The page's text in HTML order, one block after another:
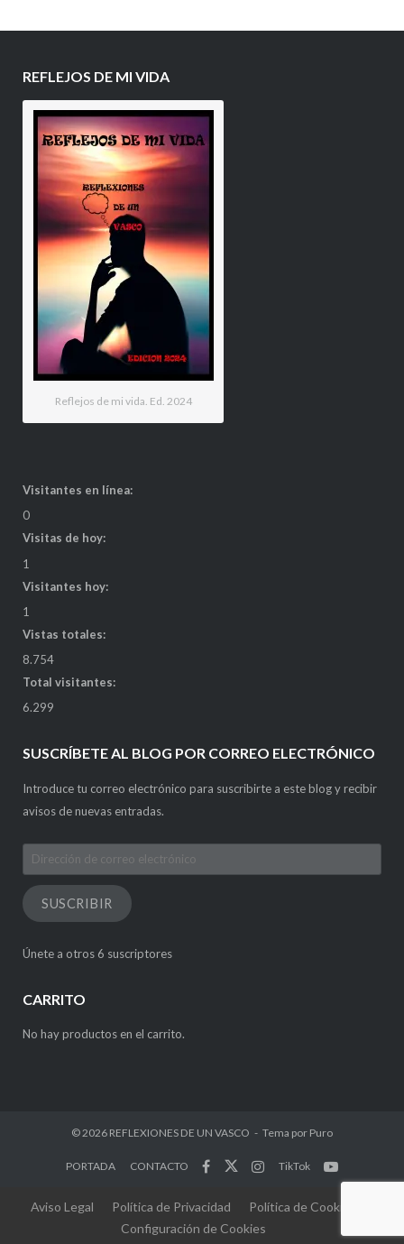
REFLEJOS DE MI VIDA
Reflejos de mi vida. Ed. 2024
Visitantes en línea:
0
Visitas de hoy:
1
Visitantes hoy:
1
Vistas totales:
8.754
Total visitantes:
6.299
SUSCRÍBETE AL BLOG POR CORREO ELECTRÓNICO
Introduce tu correo electrónico para suscribirte a este blog y recibir
avisos de nuevas entradas.
Dirección
de
correo
electrónico
SUSCRIBIR
Únete a otros 6 suscriptores
CARRITO
No hay productos en el carrito.
© 2026 REFLEXIONES DE UN VASCO Tema por Puro
PORTADA CONTACTO TikTok
Aviso Legal Política de Privacidad
Política de Cookies
Configuración de Cookies